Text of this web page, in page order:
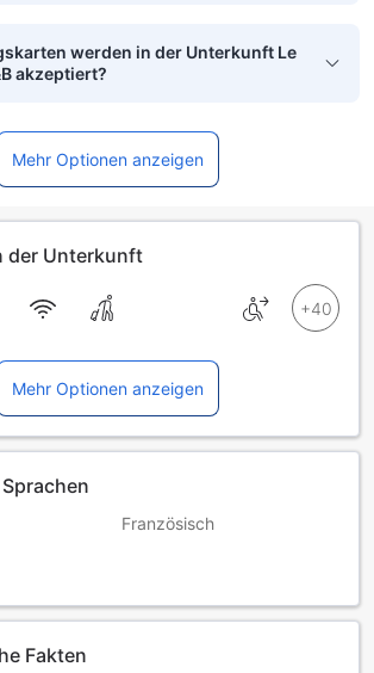
werden in der Unterkunft Le
akzeptiert?
Mehr Optionen anzeigen
der Unterkunft
Mehr Optionen anzeigen
Französisch
Fakten